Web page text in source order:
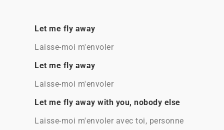
Let me fly away
Laisse-moi m'envoler
Let me fly away
Laisse-moi m'envoler
Let me fly away with you, nobody else
Laisse-moi m'envoler avec toi, personne